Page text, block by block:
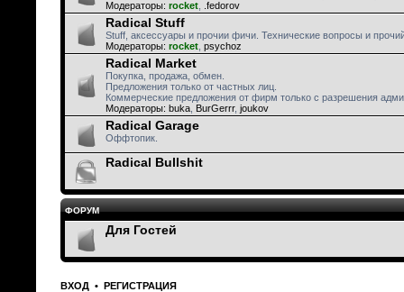
Модераторы: rocket .fedorov
Radical Stuff
Stuff, аксессуары и прочии фичи. Технические вопросы и
Модераторы: rocket psychoz
Radical Market
Покупка, продажа, обмен.
Предложения только от частных лиц.
Коммерческие предложения от фирм только с разрешения
Модераторы: buka BurGerrr, joukov
Radical Garage
Оффтопик.
Radical Bullshit
ФОРУМ
Для Гостей
ВХОД • РЕГИСТРАЦИЯ